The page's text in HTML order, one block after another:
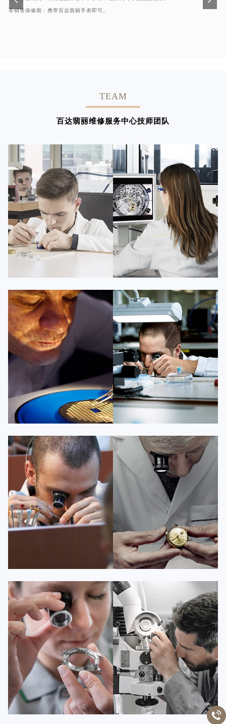
非销售保修期：携带百达翡丽手表即可。
TEAM
百达翡丽维修服务中心技师团队
凯罗尔·切尔西
资深百达翡丽技师
是百达翡丽维修服务中心
(百达翡丽保养中心)
的高级技师之一
Beijing PatekPhilippe Maintain
center
 百达翡丽维修
达芙妮·克劳迪娅
资深百达翡丽技师
是百达翡丽维修服务中心
(百达翡丽保养中心)
的高级技师之一
Shanghai PatekPhilippe Maintain
center
 百达翡丽维修
杰登·奥斯卡里昂
资深百达翡丽技师
是百达翡丽维修服务中心
(百达翡丽保养中心)
的高级技师之一
Guangzhou PatekPhilippe Maintain
center
查尔斯·彼得艾伯特
资深百达翡丽技师
是百达翡丽维修服务中心
(百达翡丽保养中心)
的高级技师之一
Shenzhen PatekPhilippe Maintain
 百达翡丽维修
安尼塔·阿普里尔
资深百达翡丽技师
是百达翡丽维修服务中心
(百达翡丽保养中心)
的高级技师之一
Tianjin PatekPhilippe Maintain
 百达翡丽维修
贝亚特·布兰奇
资深百达翡丽技师
是百达翡丽维修服务中心
(百达翡丽保养中心)
的高级技师之一
Nanjing PatekPhilippe Maintain
center
 百达翡丽维修
